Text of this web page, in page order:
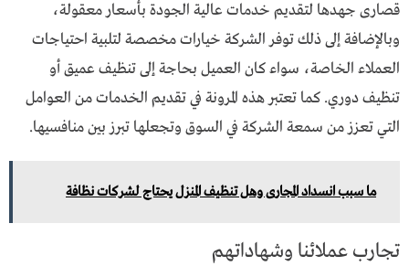
قصارى جهدها لتقديم خدمات عالية الجودة بأسعار معقولة،
وبالإضافة إلى ذلك توفر الشركة خيارات مخصصة لتلبية احتياجات
العملاء الخاصة، سواء كان العميل بحاجة إلى تنظيف عميق أو
تنظيف دوري. كما تعتبر هذه المرونة في تقديم الخدمات من العوامل
التي تعزز من سمعة الشركة في السوق وتجعلها تبرز بين منافسيها.
ما سبب انسداد المجارى وهل تنظيف المنزل يحتاج لشركات نظافة
تجارب عملائنا وشهاداتهم